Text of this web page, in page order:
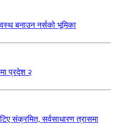
बनाउन नर्सको भूमिका
प्रदेश २
संक्रमित, सर्वसाधारण त्रासमा